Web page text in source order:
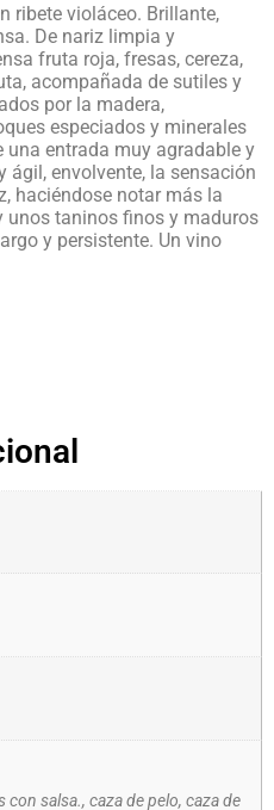
ribete violáceo. Brillante,
De nariz limpia y
fruta roja, fresas, cereza,
acompañada de sutiles y
por la madera,
especiados y minerales
entrada muy agradable y
ágil, envolvente, la sensación
haciéndose notar más la
unos taninos finos y maduros
y persistente. Un vino
con salsa., caza de pelo, caza de